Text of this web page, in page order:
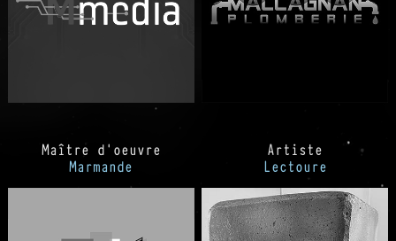
Maître d'oeuvre
Marmande
Artiste
Lectoure